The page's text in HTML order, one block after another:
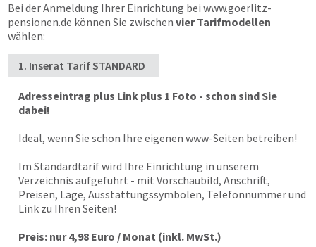
Bei der Anmeldung Ihrer Einrichtung bei www.goerlitz-
pensionen.de können Sie zwischen vier Tarifmodellen
wählen:
1. Inserat Tarif STANDARD
Adresseintrag plus Link plus 1 Foto - schon sind Sie
dabei!
Ideal, wenn Sie schon Ihre eigenen www-Seiten betreiben!
Im Standardtarif wird Ihre Einrichtung in unserem
Verzeichnis aufgeführt - mit Vorschaubild, Anschrift,
Preisen, Lage, Ausstattungssymbolen, Telefonnummer und
Link zu Ihren Seiten!
Preis: nur 4,98 Euro / Monat (inkl. MwSt.)